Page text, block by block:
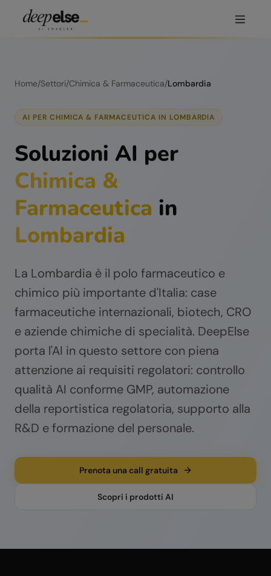
Home/Settori/Chimica & Farmaceutica/Lombardia
AI PER CHIMICA & FARMACEUTICA IN LOMBARDIA
Soluzioni AI per
Chimica &
Farmaceutica in
Lombardia
La Lombardia è il polo farmaceutico e
chimico più importante d'Italia: case
farmaceutiche internazionali, biotech, CRO
e aziende chimiche di specialità. DeepElse
porta l'AI in questo settore con piena
attenzione ai requisiti regolatori: controllo
qualità AI conforme GMP, automazione
della reportistica regolatoria, supporto alla
R&D e formazione del personale.
Prenota una call gratuita
Scopri i prodotti AI